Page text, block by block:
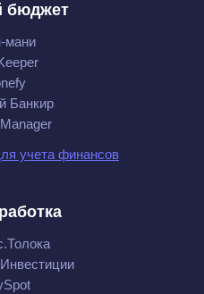
бюджет
мани
Банкир
учета финансов